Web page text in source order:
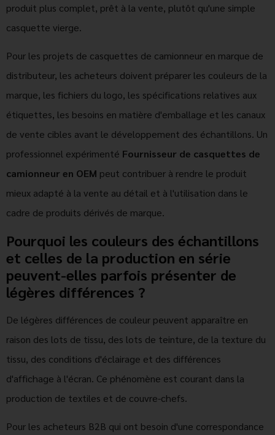
produit plus complet, prêt à la vente, plutôt qu'une simple
casquette vierge.
Pour les projets de casquettes de camionneur en marque de
distributeur, les acheteurs doivent préparer les couleurs de la
marque, les fichiers du logo, les spécifications relatives aux
étiquettes, les besoins en matière d'emballage et les canaux
de vente cibles avant le développement des échantillons. Un
professionnel expérimenté Fournisseur de casquettes de
camionneur en OEM peut contribuer à rendre le produit
mieux adapté à la vente au détail et à l'utilisation dans le
cadre de produits dérivés de marque.
Pourquoi les couleurs des échantillons
et celles de la production en série
peuvent-elles parfois présenter de
légères différences ?
De légères différences de couleur peuvent apparaître en
raison des lots de tissu, des lots de teinture, de la texture du
tissu, des conditions d'éclairage et des différences
d'affichage à l'écran. Ce phénomène est courant dans la
production de textiles et de couvre-chefs.
Pour les acheteurs B2B qui ont besoin d'une correspondance